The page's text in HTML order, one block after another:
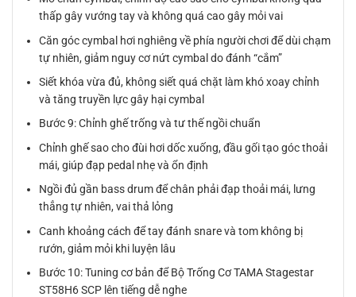
thấp gây vướng tay và không quá cao gây mỏi vai
Căn góc cymbal hơi nghiêng về phía người chơi để dùi chạm
tự nhiên, giảm nguy cơ nứt cymbal do đánh “cắm”
Siết khóa vừa đủ, không siết quá chặt làm khó xoay chỉnh
và tăng truyền lực gây hại cymbal
Bước 9: Chỉnh ghế trống và tư thế ngồi chuẩn
Chỉnh ghế sao cho đùi hơi dốc xuống, đầu gối tạo góc thoải
mái, giúp đạp pedal nhẹ và ổn định
Ngồi đủ gần bass drum để chân phải đạp thoải mái, lưng
thẳng tự nhiên, vai thả lỏng
Canh khoảng cách để tay đánh snare và tom không bị
rướn, giảm mỏi khi luyện lâu
Bước 10: Tuning cơ bản để Bộ Trống Cơ TAMA Stagestar
ST58H6 SCP lên tiếng dễ nghe